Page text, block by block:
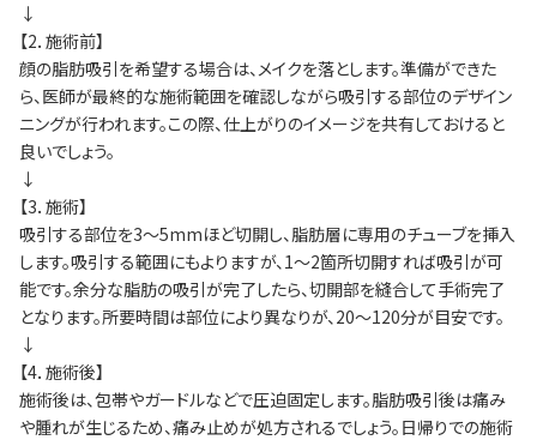
↓
【2．施術前】
顔の脂肪吸引を希望する場合は、メイクを落とします。準備ができた
ら、医師が最終的な施術範囲を確認しながら吸引する部位のデザイン
ニングが行われます。この際、仕上がりのイメージを共有しておけると
良いでしょう。
↓
【3．施術】
吸引する部位を3～5mmほど切開し、脂肪層に専用のチューブを挿入
します。吸引する範囲にもよりますが、1～2箇所切開すれば吸引が可
能です。余分な脂肪の吸引が完了したら、切開部を縫合して手術完了
となります。所要時間は部位により異なりが、20～120分が目安です。
↓
【4．施術後】
施術後は、包帯やガードルなどで圧迫固定します。脂肪吸引後は痛み
や腫れが生じるため、痛み止めが処方されるでしょう。日帰りでの施術